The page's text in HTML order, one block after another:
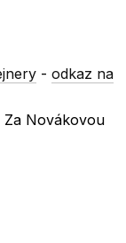
-odkaz na
Za Novákovou